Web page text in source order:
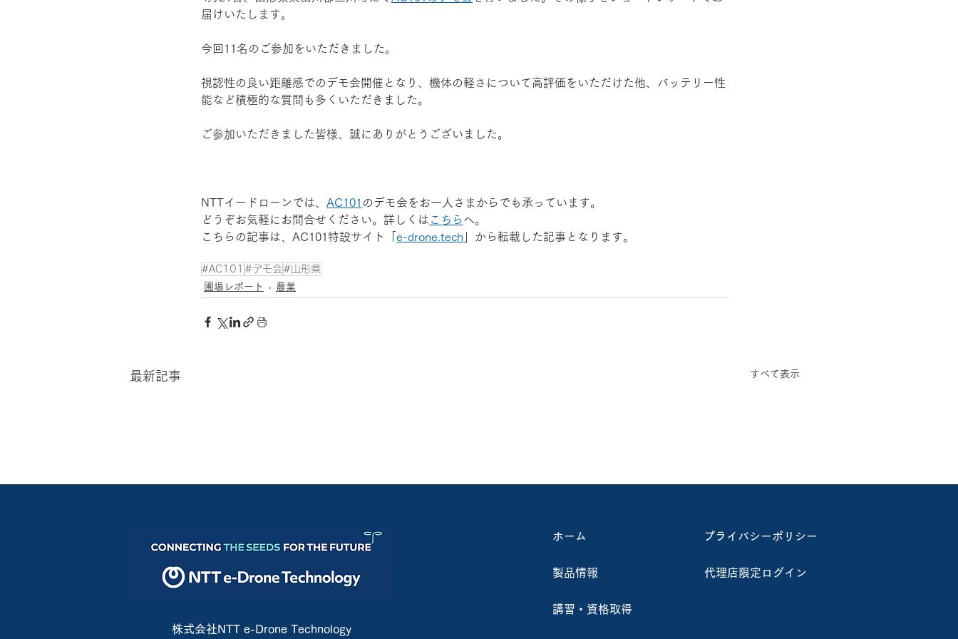
届けいたします。
今回11名のご参加をいただきました。
視認性の良い距離感でのデモ会開催となり、機体の軽さについて高評価をいただけた他、バッテリー性
能など積極的な質問も多くいただきました。
ご参加いただきました皆様、誠にありがとうございました。
NTTイードローンでは、 AC101 のデモ会をお一人さまからでも承っています。
どうぞお気軽にお問合せください。詳しくは こちらへ。
こちらの記事は、 AC101特設サイト「 e-drone.tech から転載した記事となります。
#AC101 #デモ会 #山形県
圃場レポート
農業
最新記事 すべて表示
株式会社NTT e-Drone Technology
ホーム
製品情報
プライバシーポリシー
代理店限定ログイン
講習・資格取得